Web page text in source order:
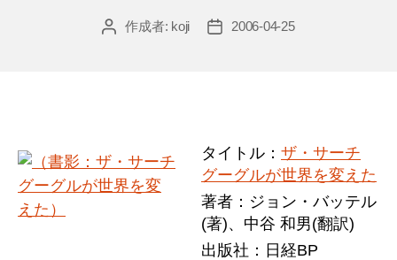
投
作成者: koji
投
2006-04-25
タイトル： ザ・サーチ
グーグルが世界を変えた
著者：ジョン・バッテル
(著)、中谷 和男(翻訳)
出版社：日経BP